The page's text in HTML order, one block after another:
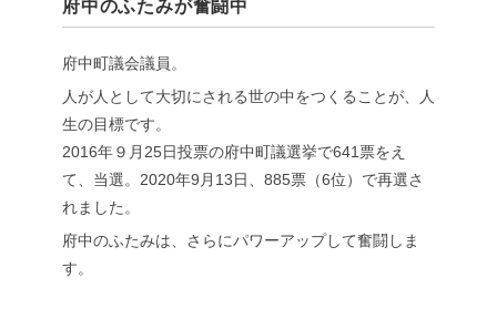
府中のふたみが奮闘中
府中町議会議員。
人が人として大切にされる世の中をつくることが、人
生の目標です。
2016年９月25日投票の府中町議選挙で641票をえ
て、当選。2020年9月13日、885票（6位）で再選さ
れました。
府中のふたみは、さらにパワーアップして奮闘しま
す。